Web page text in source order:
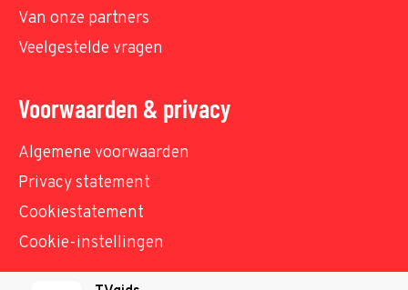
Van onze partners
Veelgestelde vragen
Voorwaarden & privacy
Algemene voorwaarden
Privacy statement
Cookiestatement
Cookie-instellingen